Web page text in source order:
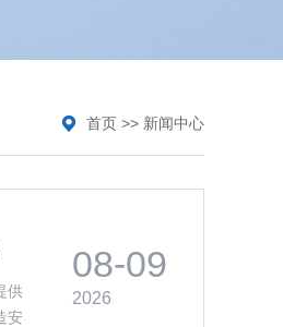
首页 >> 新闻中心
08-09
2026
供
安